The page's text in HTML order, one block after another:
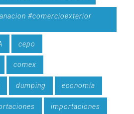
#comercioexterior
cepo
comex
dumping economía
importaciones